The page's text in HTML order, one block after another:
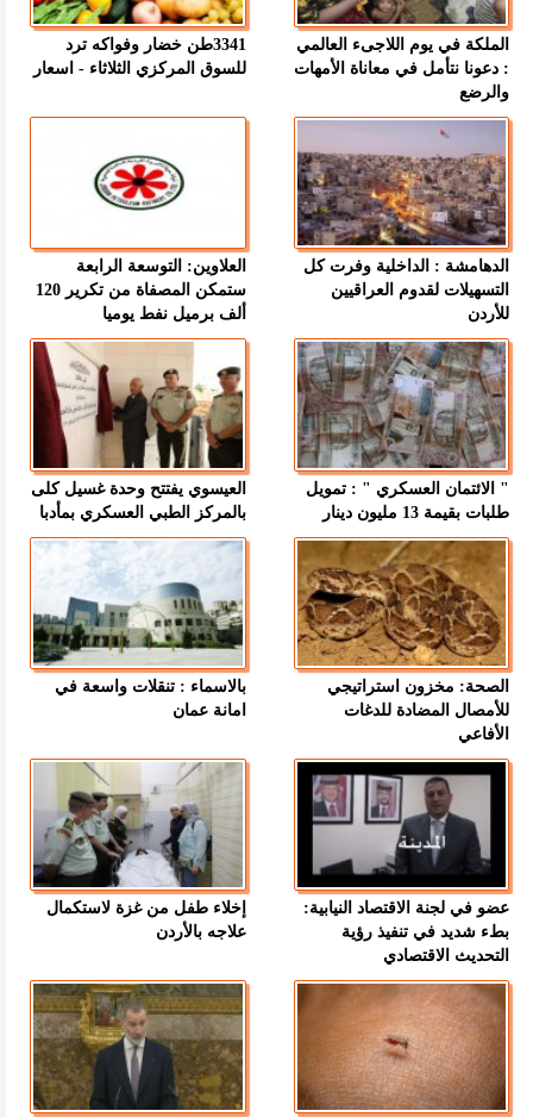
الملكة في يوم اللاجىء العالمي
: دعونا نتأمل في معاناة الأمهات
والرضع
3341طن خضار وفواكه ترد
للسوق المركزي الثلاثاء - اسعار
الدهامشة : الداخلية وفرت كل
التسهيلات لقدوم العراقيين
للأردن
العلاوين: التوسعة الرابعة
ستمكن المصفاة من تكرير 120
ألف برميل نفط يوميا
" الائتمان العسكري " : تمويل
طلبات بقيمة 13 مليون دينار
العيسوي يفتتح وحدة غسيل كلى
بالمركز الطبي العسكري بمأدبا
الصحة: مخزون استراتيجي
للأمصال المضادة للدغات
الأفاعي
بالاسماء : تنقلات واسعة في
امانة عمان
عضو في لجنة الاقتصاد النيابية:
بطء شديد في تنفيذ رؤية
التحديث الاقتصادي
إخلاء طفل من غزة لاستكمال
علاجه بالأردن